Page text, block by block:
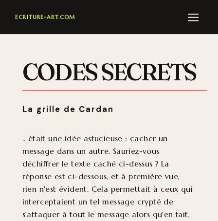
ECRITURE-ART.COM
CODES SECRETS
La grille de Cardan
.. était une idée astucieuse : cacher un
message dans un autre. Sauriez-vous
déchiffrer le texte caché ci-dessus ? La
réponse est ci-dessous, et à première vue,
rien n'est évident. Cela permettait à ceux qui
interceptaient un tel message crypté de
s'attaquer à tout le message alors qu'en fait,